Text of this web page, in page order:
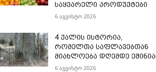
საყვარელი პროდუქტები
6 აგვისტო 2026
4 ქალის ისტორია,
რომელთა საფლავებთან
მიახლოება დღემდე
6 აგვისტო 2026